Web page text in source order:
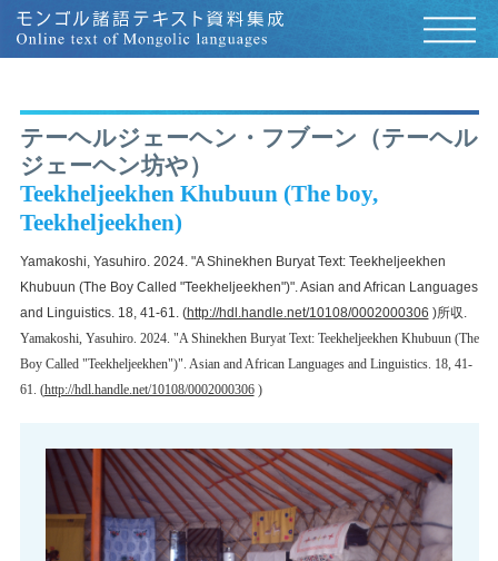
テーヘルジェーヘン・フブーン（テーヘル
ジェーヘン坊や）
Teekheljeekhen Khubuun (The boy,
Teekheljeekhen)
Yamakoshi, Yasuhiro. 2024. "A Shinekhen Buryat Text: Teekheljeekhen
Khubuun (The Boy Called "Teekheljeekhen")". Asian and African Languages
and Linguistics. 18, 41-61. (http://hdl.handle.net/10108/0002000306 )所収.
Yamakoshi, Yasuhiro. 2024. "A Shinekhen Buryat Text: Teekheljeekhen Khubuun (The
Boy Called "Teekheljeekhen")". Asian and African Languages and Linguistics. 18, 41-
61. (http://hdl.handle.net/10108/0002000306)